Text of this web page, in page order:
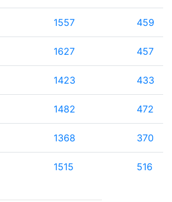
1557 459
1627 457
1423 433
1482 472
1368 370
1515 516